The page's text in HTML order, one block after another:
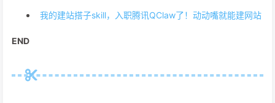
我的建站搭子skill，入职腾讯QClaw了！动动嘴就能建网站
END